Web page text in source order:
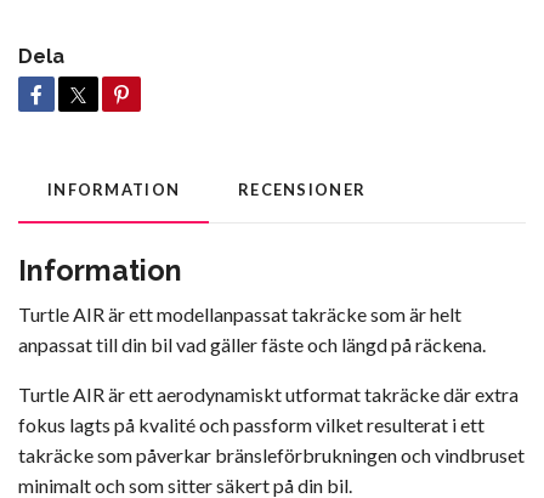
Dela
INFORMATION RECENSIONER
Information
Turtle AIR är ett modellanpassat takräcke som är helt
anpassat till din bil vad gäller fäste och längd på räckena.
Turtle AIR är ett aerodynamiskt utformat takräcke där extra
fokus lagts på kvalité och passform vilket resulterat i ett
takräcke som påverkar bränsleförbrukningen och vindbruset
minimalt och som sitter säkert på din bil.